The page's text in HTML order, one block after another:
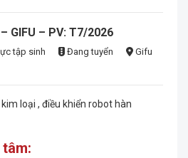
GIFU – PV: T7/2026
tập sinh Đang tuyển
Gifu
loại , điều khiển robot hàn